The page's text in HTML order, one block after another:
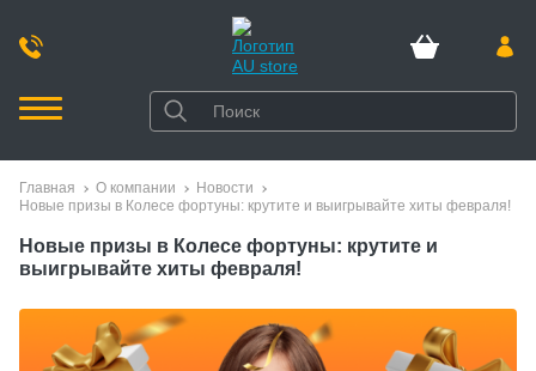
Главная О компании
Новости
Новые призы в Колесе фортуны: крутите и выигрывайте хиты февраля!
Новые призы в Колесе фортуны: крутите и
выигрывайте хиты февраля!